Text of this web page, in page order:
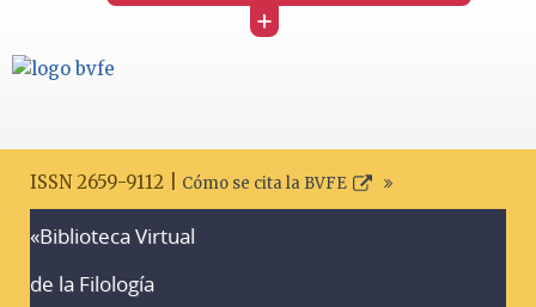
+
ISSN 2659-9112 | Cómo se cita la BVFE
«Biblioteca Virtual
de la Filología